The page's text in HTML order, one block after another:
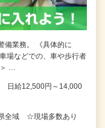
備業務。 《具体的に
場などでの、車や歩行者
＞ …
日給12,500円～14,000
全域 ☆現場多数あり